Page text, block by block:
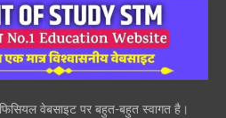
वेबसाइट पर बहुत-बहुत स्वागत है।